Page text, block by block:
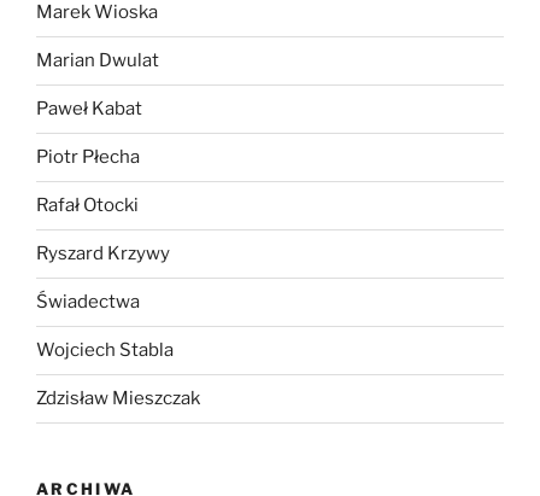
Marek Wioska
Marian Dwulat
Paweł Kabat
Piotr Płecha
Rafał Otocki
Ryszard Krzywy
Świadectwa
Wojciech Stabla
Zdzisław Mieszczak
ARCHIWA